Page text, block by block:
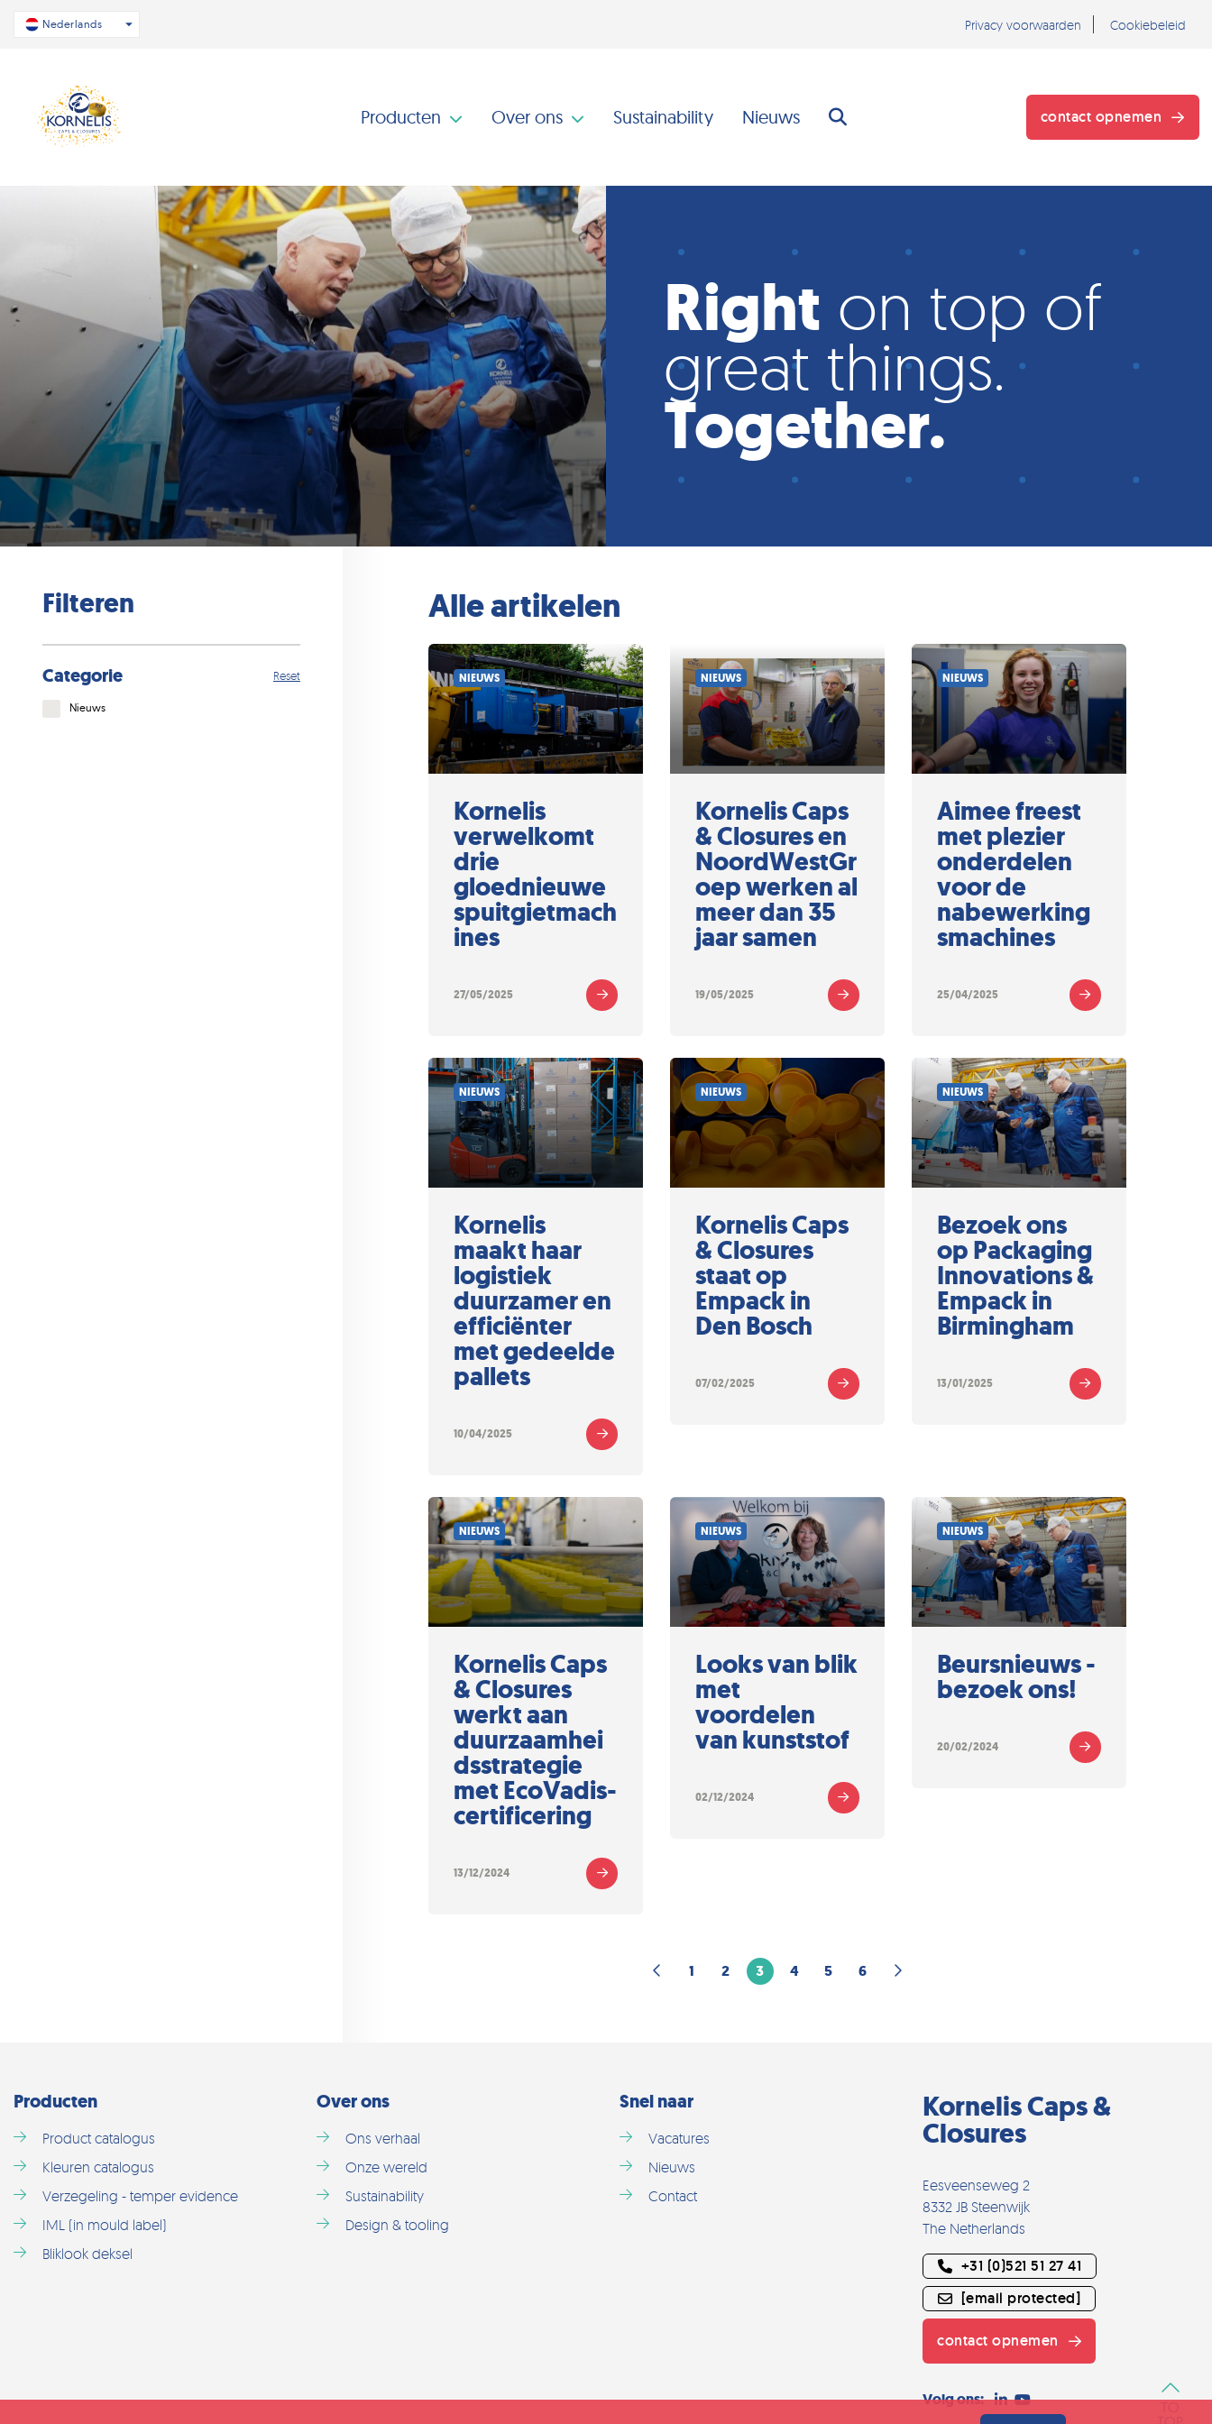
Nederlands Privacy voorwaarden Cookiebeleid
Producten Over ons Sustainability Nieuws contact opnemen
Right on top of
great things.
Together.
Filteren
Categorie Reset
Nieuws
Alle artikelen
NIEUWS
Kornelis
verwelkomt
drie
gloednieuwe
spuitgietmach
ines
27/05/2025
NIEUWS
Kornelis Caps
& Closures en
NoordWestGr
oep werken al
meer dan 35
jaar samen
19/05/2025
NIEUWS
Aimee freest
met plezier
onderdelen
voor de
nabewerking
smachines
25/04/2025
NIEUWS
Kornelis
maakt haar
logistiek
duurzamer en
efficiënter
met gedeelde
pallets
10/04/2025
NIEUWS
Kornelis Caps
& Closures
staat op
Empack in
Den Bosch
07/02/2025
NIEUWS
Bezoek ons
op Packaging
Innovations &
Empack in
Birmingham
13/01/2025
NIEUWS
Kornelis Caps
& Closures
werkt aan
duurzaamhei
dsstrategie
met EcoVadis-
certificering
13/12/2024
NIEUWS
Looks van blik
met
voordelen
van kunststof
02/12/2024
NIEUWS
Beursnieuws -
bezoek ons!
20/02/2024
1 2 3 4 5 6
Producten
Product catalogus
Kleuren catalogus
Verzegeling - temper evidence
IML (in mould label)
Bliklook deksel
Over ons
Ons verhaal
Onze wereld
Sustainability
Design & tooling
Snel naar
Vacatures
Nieuws
Contact
Kornelis Caps &
Closures
Eesveenseweg 2
8332 JB Steenwijk
The Netherlands
+31 (0)521 51 27 41
[email protected]
contact opnemen
Volg ons: